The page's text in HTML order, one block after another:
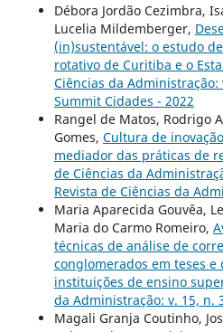
Débora Jordão Cezimbra,
Lucelia Mildemberger,
(in)sustentável: o estudo
rotativo de Curitiba e o
Ciências da Administração:
Summit Cidades - 2022
Rangel de Matos, Rodrigo
Gomes, Cultura de
mediador das práticas de
de Ciências da
Revista de Ciências da
Maria Aparecida Gouvêa,
Maria do Carmo Romeiro,
técnicas de análise de
conglomerados em teses
instituições de ensino
da Administração: v. 15, n.
Magali Granja Coutinho,